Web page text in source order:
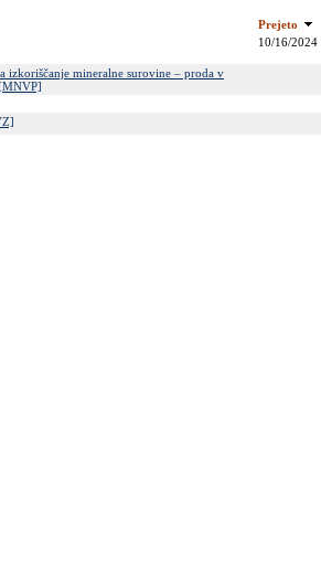
Prejeto
10/16/2024
izkoriščanje mineralne surovine – proda v